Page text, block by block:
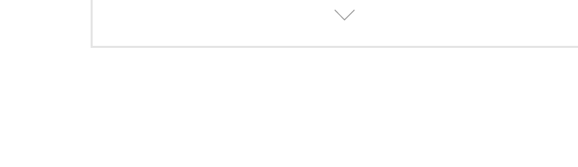
ベントにも参画したほか、自動車博物館「ワクイミュージアム」ではキュ